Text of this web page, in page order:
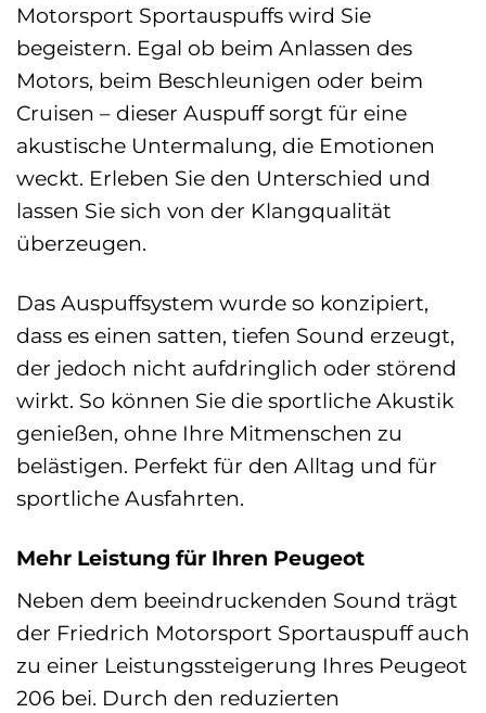
Motorsport Sportauspuffs wird Sie
begeistern. Egal ob beim Anlassen des
Motors, beim Beschleunigen oder beim
Cruisen – dieser Auspuff sorgt für eine
akustische Untermalung, die Emotionen
weckt. Erleben Sie den Unterschied und
lassen Sie sich von der Klangqualität
überzeugen.
Das Auspuffsystem wurde so konzipiert,
dass es einen satten, tiefen Sound erzeugt,
der jedoch nicht aufdringlich oder störend
wirkt. So können Sie die sportliche Akustik
genießen, ohne Ihre Mitmenschen zu
belästigen. Perfekt für den Alltag und für
sportliche Ausfahrten.
Mehr Leistung für Ihren Peugeot
Neben dem beeindruckenden Sound trägt
der Friedrich Motorsport Sportauspuff auch
zu einer Leistungssteigerung Ihres Peugeot
206 bei. Durch den reduzierten